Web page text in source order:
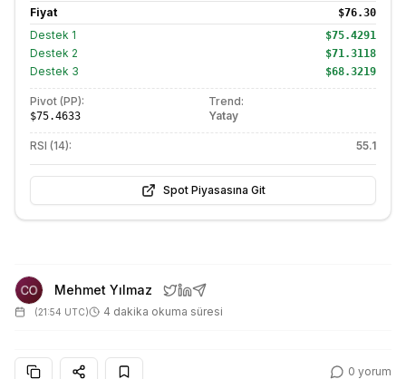
Fiyat $76.30
Destek 1 $75.4291
Destek 2 $71.3118
Destek 3 $68.3219
Pivot (PP):
$75.4633
Trend:
Yatay
RSI (14): 55.1
Spot Piyasasına Git
Mehmet Yılmaz
(21:54 UTC) 4 dakika okuma süresi
0 yorum